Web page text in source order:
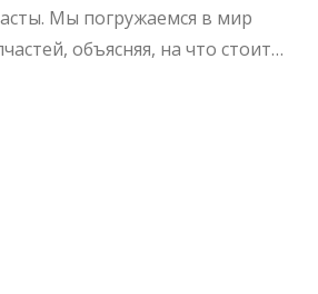
Мы погружаемся в мир
объясняя, на что стоит
выборе роторов. Также
уходу за ним, чтобы ваш